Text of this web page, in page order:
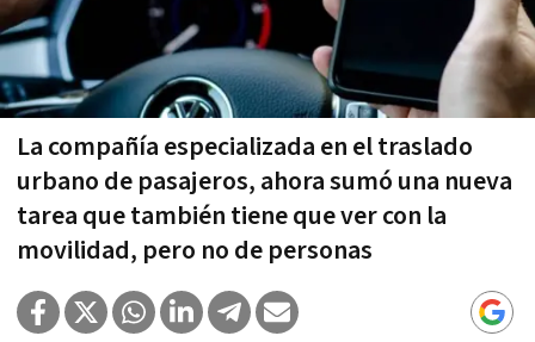
La compañía especializada en el traslado
urbano de pasajeros, ahora sumó una nueva
tarea que también tiene que ver con la
movilidad, pero no de personas